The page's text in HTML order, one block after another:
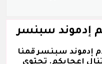
إدموند سبنسر
إدموند سبنسر قمنا
اعجابكم. تحتوي